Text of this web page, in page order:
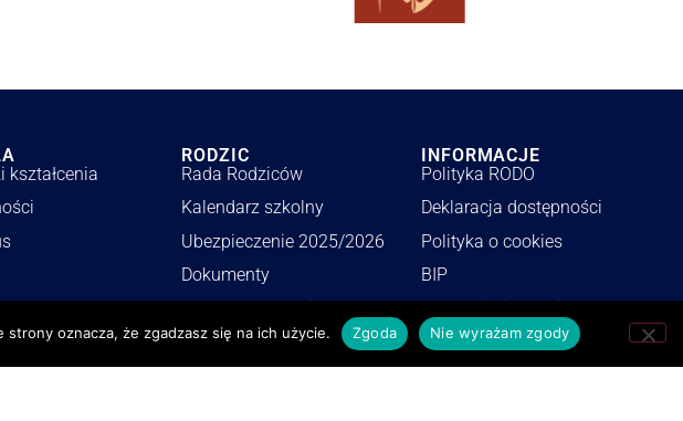
kształcenia
RODZIC
Rada Rodziców
Kalendarz szkolny
Ubezpieczenie 2025/2026
Dokumenty
INFORMACJE
Polityka RODO
Deklaracja dostępności
Polityka o cookies
BIP
oznacza, że zgadzasz się na ich użycie. Zgoda Nie wyrażam zgody